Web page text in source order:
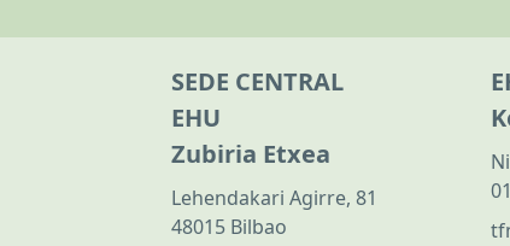
SEDE CENTRAL
EHU
Zubiria Etxea
Lehendakari Agirre, 81
48015 Bilbao